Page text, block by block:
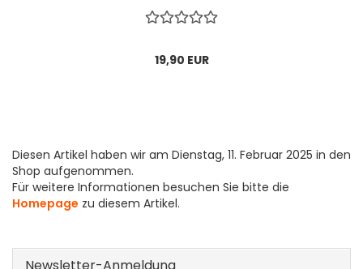
19,90 EUR
Diesen Artikel haben wir am Dienstag, 11. Februar 2025 in den
Shop aufgenommen.
Für weitere Informationen besuchen Sie bitte die
Homepage zu diesem Artikel.